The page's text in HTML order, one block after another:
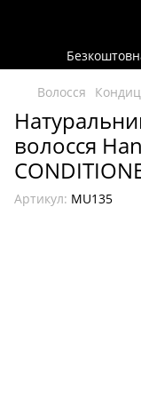
Волосся
волосся
Артикул: MU135